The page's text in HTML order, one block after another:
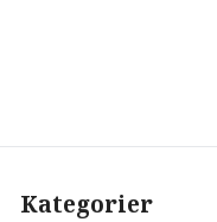
Kategorier